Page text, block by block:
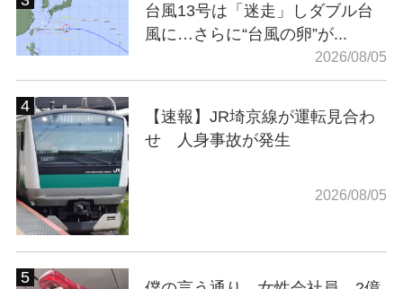
台風13号は「迷走」しダブル台
風に…さらに“台風の卵”が...
2026/08/05
【速報】JR埼京線が運転見合わ
せ 人身事故が発生
2026/08/05